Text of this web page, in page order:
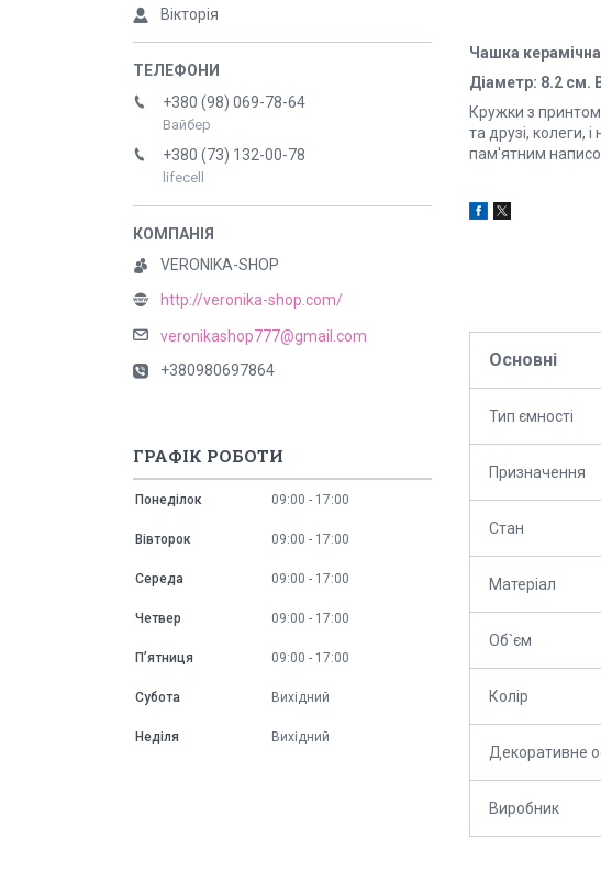
Чашка
Діаметр: 8.2 см.
Кружки з принтом
та друзі, колеги,
пам'ятним
Основні
Тип ємності
Призначення
Стан
Матеріал
Об`єм
Колір
Декоративне
Виробник
Вікторія
+380 (98) 069-78-64
Вайбер
+380 (73) 132-00-78
lifecell
VERONIKA-SHOP
http://veronika-shop.com/
veronikashop777@gmail.com
+380980697864
ГРАФІК РОБОТИ
Понеділок 09:00 17:00
Вівторок 09:00 17:00
Середа 09:00 17:00
Четвер 09:00 17:00
Пʼятниця 09:00 17:00
Субота Вихідний
Неділя Вихідний